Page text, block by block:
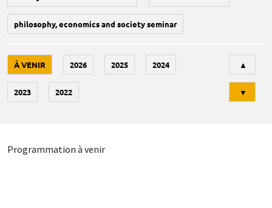
philosophy, economics and society seminar
À VENIR 2026 2025 2024
2023 2022
▲
▼
Programmation à venir